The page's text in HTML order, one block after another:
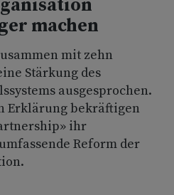
machen
mit zehn
Stärkung des
ausgesprochen.
Erklärung bekräftigen
ihr
Reform der